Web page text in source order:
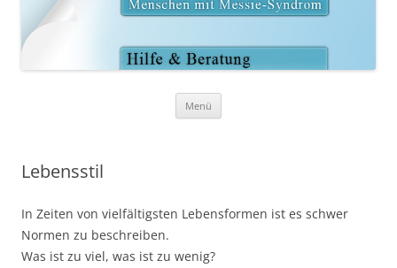
Menü
Lebensstil
In Zeiten von vielfältigsten Lebensformen ist es schwer
Normen zu beschreiben.
Was ist zu viel, was ist zu wenig?